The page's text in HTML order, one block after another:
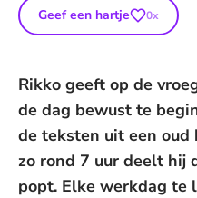
Geef een hartje 0x
Rikko geeft op de
de dag bewust te
de teksten uit een
zo rond 7 uur deelt hij
popt. Elke werkdag te